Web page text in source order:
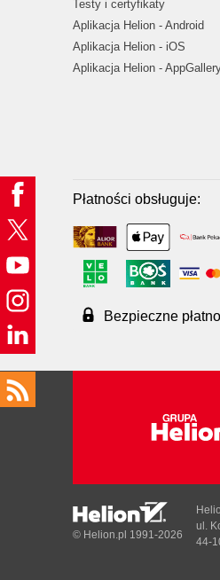
Testy i certyfikaty
Aplikacja Helion - Android
Aplikacja Helion - iOS
Aplikacja Helion -
Płatności obsługuje:
Bezpieczne
© Helion.pl 1991-2026
ul.
44-